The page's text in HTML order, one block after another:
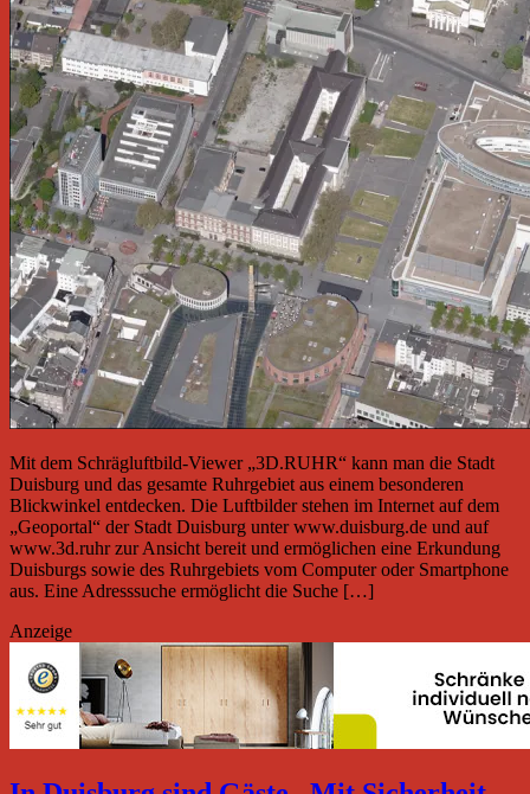
Mit dem Schrägluftbild-Viewer „3D.RUHR“ kann man die Stadt
Duisburg und das gesamte Ruhrgebiet aus einem besonderen
Blickwinkel entdecken. Die Luftbilder stehen im Internet auf dem
„Geoportal“ der Stadt Duisburg unter www.duisburg.de und auf
www.3d.ruhr zur Ansicht bereit und ermöglichen eine Erkundung
Duisburgs sowie des Ruhrgebiets vom Computer oder Smartphone
aus. Eine Adresssuche ermöglicht die Suche […]
Anzeige